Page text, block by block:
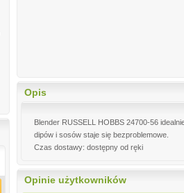
Opis
Blender RUSSELL HOBBS 24700-56
dipów i sosów staje się bezproblemowe.
Czas dostawy: dostępny od ręki
Opinie użytkowników